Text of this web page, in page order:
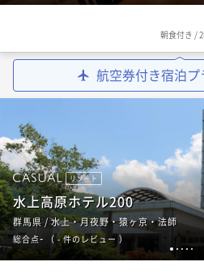
朝食付き /
航空券付き宿泊
1 2 3 4 5
リゾート
水上高原ホテル200
群馬県 / 水上・月夜野・猿ヶ京・法師
総合点- （- 件のレビュー ）